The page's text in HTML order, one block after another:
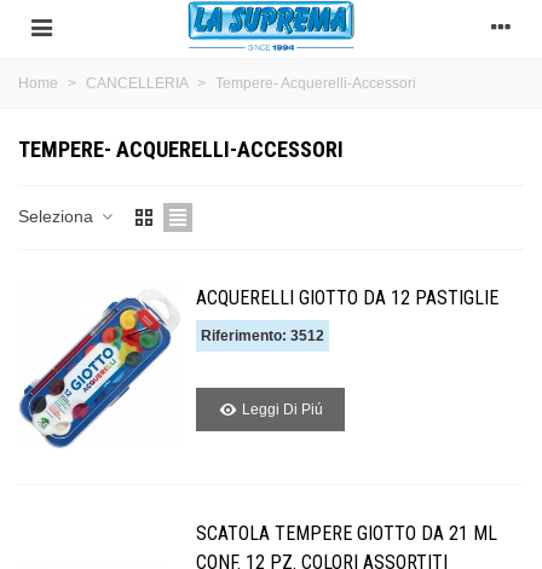
Home > CANCELLERIA > Tempere- Acquerelli-Accessori
TEMPERE- ACQUERELLI-ACCESSORI
Seleziona
ACQUERELLI GIOTTO DA 12 PASTIGLIE
Riferimento: 3512
Leggi Di Piú
SCATOLA TEMPERE GIOTTO DA 21 ML
CONF. 12 PZ. COLORI ASSORTITI